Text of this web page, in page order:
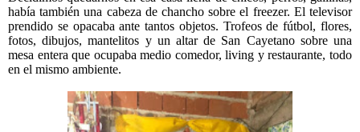
había también una cabeza de chancho sobre el freezer. El televisor
prendido se opacaba ante tantos objetos. Trofeos de fútbol, flores,
fotos, dibujos, mantelitos y un altar de San Cayetano sobre una
mesa entera que ocupaba medio comedor, living y restaurante, todo
en el mismo ambiente.